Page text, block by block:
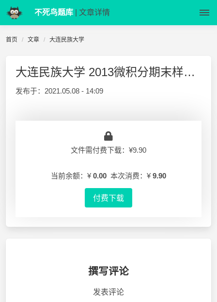
不死鸟题库 | 文章详情
首页 文章 大连民族大学
大连民族大学 2013微积分期末样题A
发布于： 2021.05.08 - 14:09
文件需付费下载：¥9.90
当前余额：¥ 0.00 本次消费：¥ 9.90
付费下载
撰写评论
发表评论